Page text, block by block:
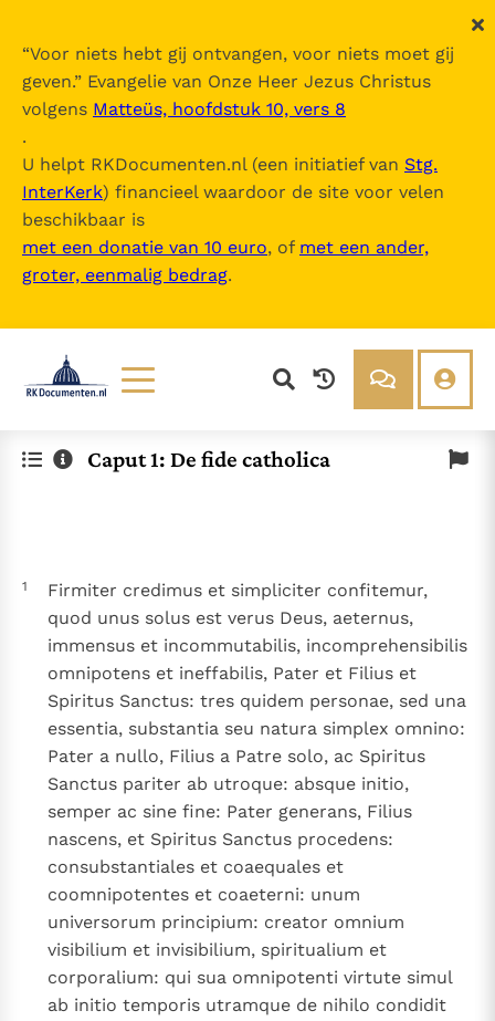
“Voor niets hebt gij ontvangen, voor niets moet gij
geven.” Evangelie van Onze Heer Jezus Christus
volgens Matteüs, hoofdstuk 10, vers 8
.
U helpt RKDocumenten.nl (een initiatief van Stg.
InterKerk) financieel waardoor de site voor velen
beschikbaar is
met een donatie van 10 euro, of met een ander,
groter, eenmalig bedrag.
Documenten
Denzinger
Over RK Documenten
Gebruiksvoorwaarden
Nieuwste Documenten
5. Het gebed van de Kerk
In Christus wordt onze honger vervuld
Leer de kostbare parel van Gods koninkrijk te
herkennen
Gods Koninkrijk groeit stilletjes door liefde, niet door
dwang
De mystiek. De mystieke verschijnselen en de
heiligheid
Berichten
Het Vaticaan publiceert een nieuwe Latijnse uitgave
van het Romeins martyrologium
Vaticaanse financiële waakhond verliest autonomie
Paus spreekt het Wereldvoedselprogramma toe
Paus Leo XIV in Pavia: "De stad is zowel een gave als
Caput 1: De fide catholica
1
Firmiter credimus et simpliciter confitemur,
quod unus solus est verus Deus, aeternus,
immensus et incommutabilis, incomprehensibilis
omnipotens et ineffabilis, Pater et Filius et
Spiritus Sanctus: tres quidem personae, sed una
essentia, substantia seu natura simplex omnino:
Pater a nullo, Filius a Patre solo, ac Spiritus
Sanctus pariter ab utroque: absque initio,
semper ac sine fine: Pater generans, Filius
nascens, et Spiritus Sanctus procedens:
consubstantiales et coaequales et
coomnipotentes et coaeterni: unum
universorum principium: creator omnium
visibilium et invisibilium, spiritualium et
corporalium: qui sua omnipotenti virtute simul
ab initio temporis utramque de nihilo condidit